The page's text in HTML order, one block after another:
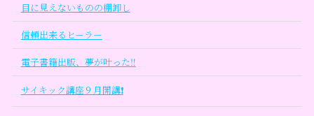
目に見えないものの棚卸し
信頼出来るヒーラー
電子書籍出版、夢が叶った‼
サイキック講座９月開講❗